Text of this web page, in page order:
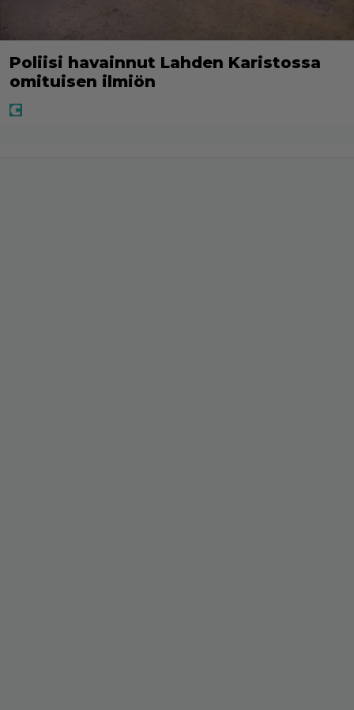
Poliisi havainnut Lahden Karistossa
omituisen ilmiön